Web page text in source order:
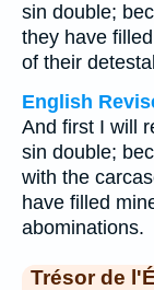
sin double;
they have
of their
English
And first I will
sin double;
with the
have filled
abominations.
Trésor de